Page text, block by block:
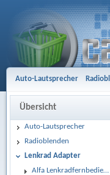
Auto-Lautsprecher
Aktivsystemadapter
Car
Übersicht
Auto-Lautsprecher
Radioblenden
Lenkrad Adapter
Alfa Lenkradfernbedienungsadapter